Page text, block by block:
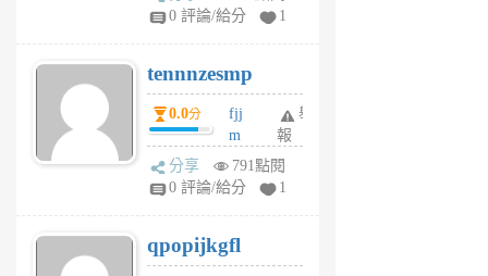
sr
6
個
月
前
0 評論/給分
1
tennnzesmp
0.0分
fjj
m
w
rs
6
個
舉
報
分享
791點閱
0 評論/給分
1
qpopijkgfl